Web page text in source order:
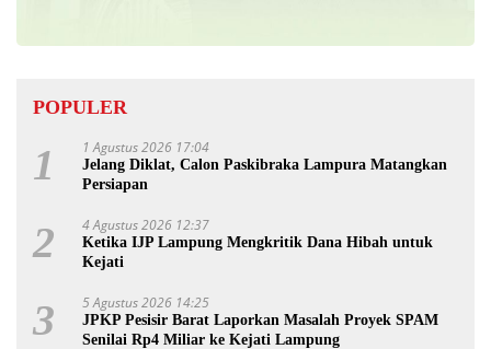
POPULER
1 1 Agustus 2026 17:04
Jelang Diklat, Calon Paskibraka Lampura Matangkan
Persiapan
2 4 Agustus 2026 12:37
Ketika IJP Lampung Mengkritik Dana Hibah untuk
Kejati
3 5 Agustus 2026 14:25
JPKP Pesisir Barat Laporkan Masalah Proyek SPAM
Senilai Rp4 Miliar ke Kejati Lampung